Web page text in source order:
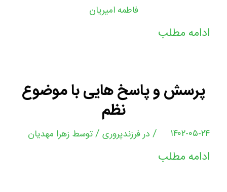
فاطمه امیریان
ادامه مطلب
پرسش و پاسخ هایی با موضوع
نظم
۱۴۰۲-۰۵-۲۴ / درفرزندپروری /توسط زهرا مهدیان
ادامه مطلب